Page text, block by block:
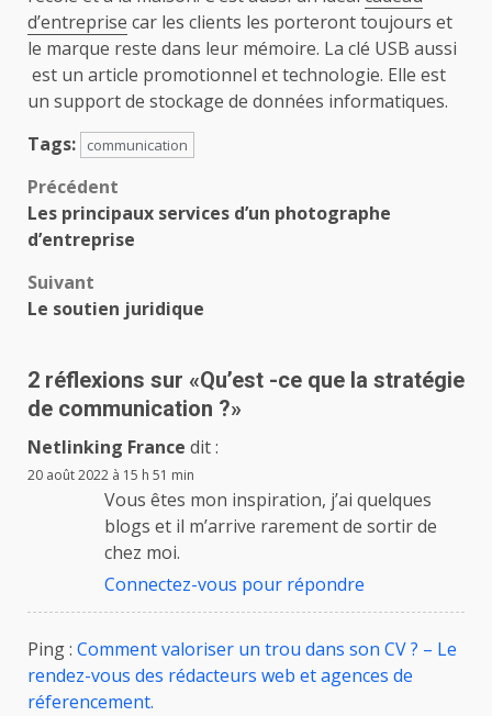
d’entreprise car les clients les porteront toujours et
le marque reste dans leur mémoire. La clé USB aussi
est un article promotionnel et technologie. Elle est
un support de stockage de données informatiques.
Tags:
communication
Navigation
d’article
Précédent
Les principaux services d’un photographe
d’entreprise
Suivant
Le soutien juridique
2 réflexions sur «Qu’est -ce que la stratégie
de communication ?»
Netlinking France dit :
20 août 2022 à 15 h 51 min
Vous êtes mon inspiration, j’ai quelques
blogs et il m’arrive rarement de sortir de
chez moi.
Connectez-vous pour répondre
Ping : Comment valoriser un trou dans son CV ? – Le
rendez-vous des rédacteurs web et agences de
réferencement.